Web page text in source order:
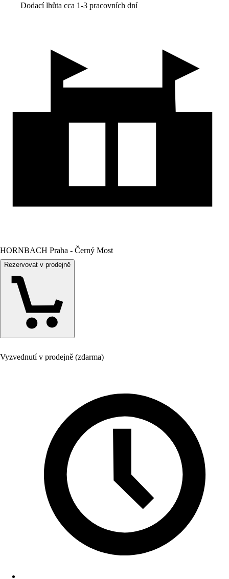
Dodací lhůta cca 1-3 pracovních dní
HORNBACH Praha - Černý Most
Rezervovat v prodejně
Vyzvednutí v prodejně (zdarma)